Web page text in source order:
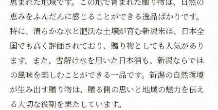
感謝の気持ちを形にする新潟のお歳暮
清らかな水と土壌が生む新潟米の魅力
新潟米が育まれる恵まれた環境
新潟の米が持つ独自の風味とコク
贈り物に最適な新潟産米の選び方
新潟米が伝える自然の恵み
恵みをふんだんに感じることができる逸品ばかりです。
特に、清らかな水と肥沃な土壌が育む新潟米は、日本全
国でも高く評価されており、贈り物としても人気があり
ます。また、雪解け水を用いた日本酒も、新潟ならでは
の風味を楽しむことができる一品です。新潟の自然環境
が生み出す贈り物は、贈る側の思いと地域の魅力を伝え
る大切な役割を果たしています。